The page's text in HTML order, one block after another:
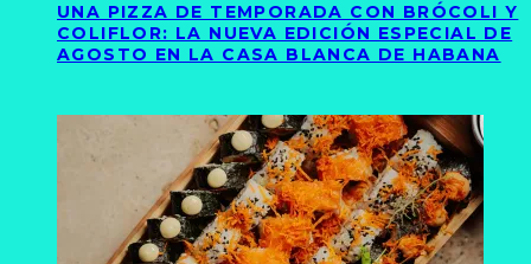
UNA PIZZA DE TEMPORADA CON BRÓCOLI Y
COLIFLOR: LA NUEVA EDICIÓN ESPECIAL DE
AGOSTO EN LA CASA BLANCA DE HABANA